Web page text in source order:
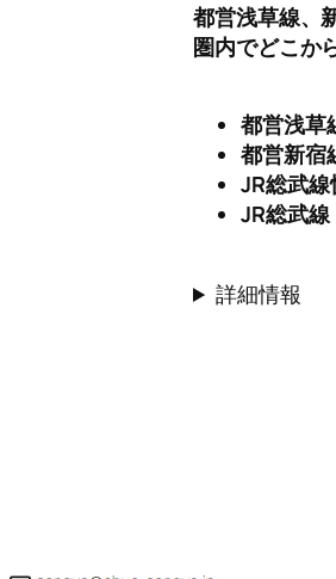
都営浅草線、
圏内でどこか
都営浅草
都営新宿
JR総武
JR総武
詳細情報